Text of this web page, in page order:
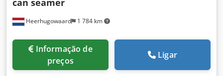
Heerhugowaard 1 784 km
can seamer
preços
Ligar